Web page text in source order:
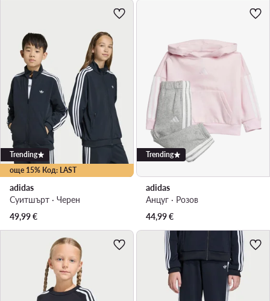
още 15% Код: LAST
Trending
adidas
Суитшърт · Черен
49,99€
Trending
adidas
Анцуг · Розов
44,99€